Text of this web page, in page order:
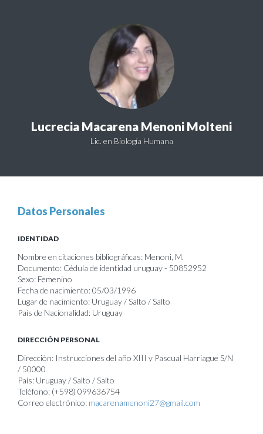
Lucrecia Macarena Menoni Molteni
Lic. en Biología Humana
Datos Personales
IDENTIDAD
Nombre en citaciones bibliográficas: Menoni, M.
Documento: Cédula de identidad uruguay - 50852952
Sexo: Femenino
Fecha de nacimiento: 05/03/1996
Lugar de nacimiento: Uruguay / Salto / Salto
País de Nacionalidad: Uruguay
DIRECCIÓN PERSONAL
Dirección: Instrucciones del año XIII y Pascual Harriague S/N
/ 50000
País: Uruguay / Salto / Salto
Teléfono: (+598) 099636754
Correo electrónico: macarenamenoni27@gmail.com